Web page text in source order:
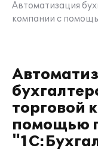
Автоматизация
компании с
торговой
помощью